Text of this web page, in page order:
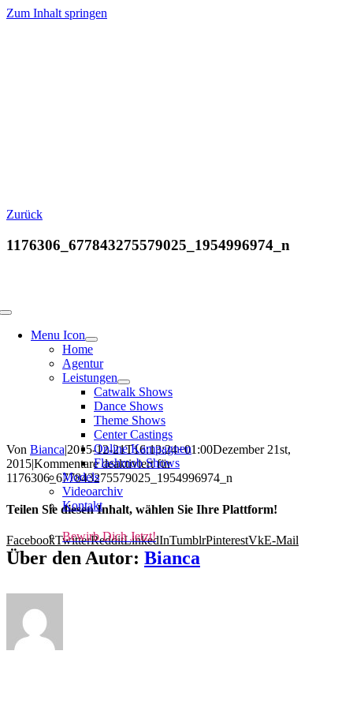
Zum Inhalt springen
Menu Icon
Home
Agentur
Leistungen
Catwalk Shows
Dance Shows
Theme Shows
Center Castings
Online Kampagnen
Flashmob Shows
Models
Videoarchiv
Kontakt
Bewirb Dich Jetzt!
Zurück
1176306_677843275579025_1954996974_n
Von Bianca|2015-12-21T16:13:24+01:00Dezember 21st,
2015|Kommentare deaktiviertfür
1176306_677843275579025_1954996974_n
Teilen Sie diesen Inhalt, wählen Sie Ihre Plattform!
FacebookTwitterRedditLinkedInTumblrPinterestVkE-Mail
Über den Autor: Bianca